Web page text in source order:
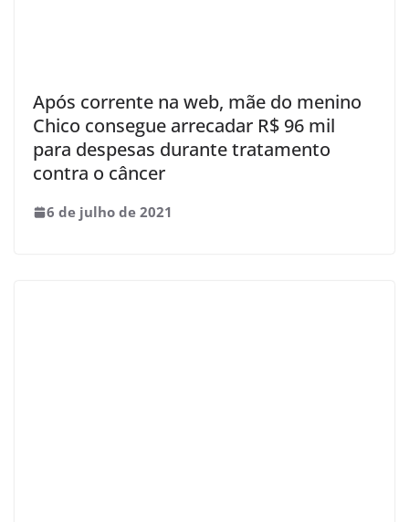
Após corrente na web, mãe do menino
Chico consegue arrecadar R$ 96 mil
para despesas durante tratamento
contra o câncer
6 de julho de 2021